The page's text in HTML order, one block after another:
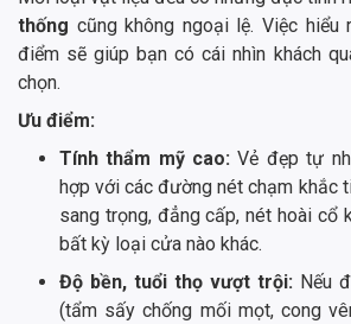
thống cũng không ngoại lệ. Việc hiểu
điểm sẽ giúp bạn có cái nhìn khách
chọn.
Ưu điểm:
Tính thẩm mỹ cao: Vẻ đẹp tự
hợp với các đường nét chạm khắc
sang trọng, đẳng cấp, nét hoài cổ
bất kỳ loại cửa nào khác.
Độ bền, tuổi thọ vượt trội: Nếu
(tẩm sấy chống mối mọt, cong